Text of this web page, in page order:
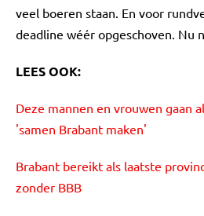
veel boeren staan. En voor
deadline wéér opgeschoven. Nu
LEES OOK:
Deze mannen en vrouwen gaan
'samen Brabant maken'
Brabant bereikt als laatste
zonder BBB